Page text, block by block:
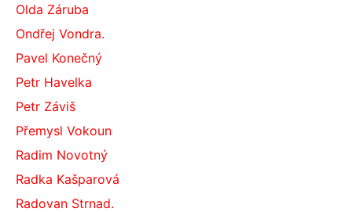
Olda Záruba
Ondřej Vondra.
Pavel Konečný
Petr Havelka
Petr Záviš
Přemysl Vokoun
Radim Novotný
Radka Kašparová
Radovan Strnad.